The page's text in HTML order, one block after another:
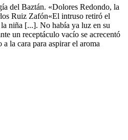
del Baztán. «Dolores Redondo, la
Ruiz Zafón«El intruso retiró el
niña [...]. No había ya luz en su
un receptáculo vacío se acrecentó
la cara para aspirar el aroma